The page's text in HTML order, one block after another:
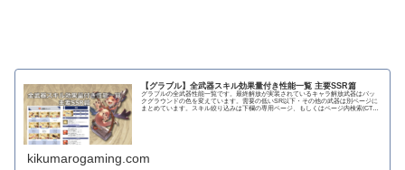
【グラブル】全武器スキル効果量付き性能一覧 主要SSR篇
グラブルの全武器性能一覧です。最終解放が実装されているキャラ解放武器はバッ
クグラウンドの色を変えています。需要の低いSR以下・その他の武器は別ページに
まとめています。スキル絞り込みは下欄の専用ページ、もしくはページ内検索(CTRL
kikumarogaming.com